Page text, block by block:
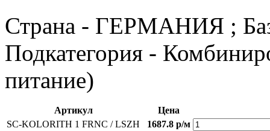
Страна - ГЕРМАНИЯ ;
Подкатегория -
питание)
Артикул
Цена
SC-KOLORITH 1 FRNC / LSZH
1687.8 р/м